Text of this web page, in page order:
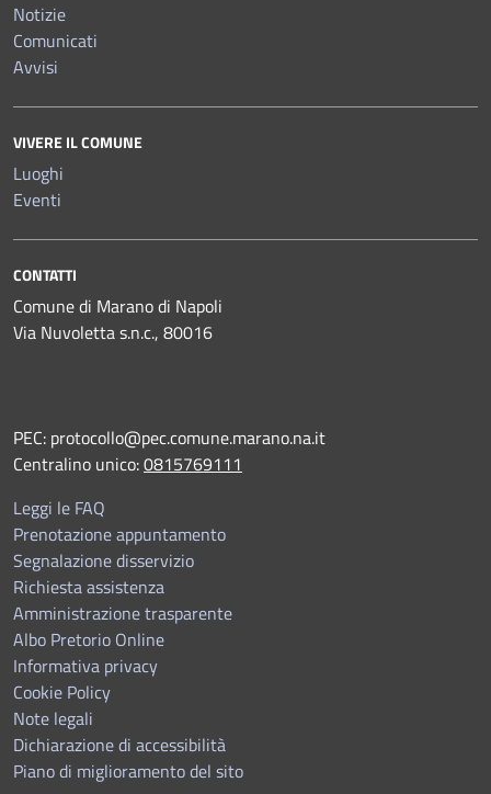
Notizie
Comunicati
Avvisi
VIVERE IL COMUNE
Luoghi
Eventi
CONTATTI
Comune di Marano di Napoli
Via Nuvoletta s.n.c., 80016
PEC: protocollo@pec.comune.marano.na.it
Centralino unico:0815769111
Leggi le FAQ
Prenotazione appuntamento
Segnalazione disservizio
Richiesta assistenza
Amministrazione trasparente
Albo Pretorio Online
Informativa privacy
Cookie Policy
Note legali
Dichiarazione di accessibilità
Piano di miglioramento del sito